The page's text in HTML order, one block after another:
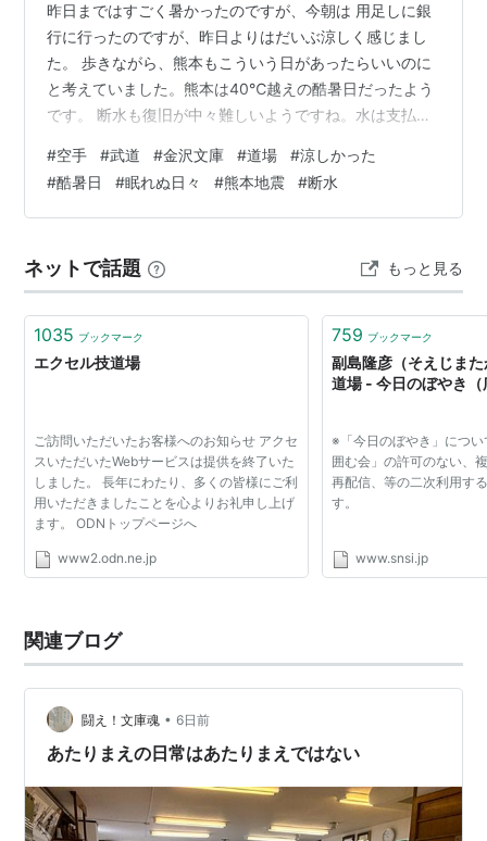
昨日まではすごく暑かったのですが、今朝は 用足しに銀
行に行ったのですが、昨日よりはだいぶ涼しく感じまし
た。 歩きながら、熊本もこういう日があったらいいのに
と考えていました。熊本は40℃越えの酷暑日だったよう
です。 断水も復旧が中々難しいようですね。水は支払い
当に歯がゆい気持ちでいっぱいです。先の見えない
日々､､､､去年の私達も違う意味で同じような眠れぬ夜を
幾度も経験しましたので。 私達も稽古に来た段階で給水
んでもらっています。体調の変化に気づけるよう最新の
注意をしながら、でも一生懸命に稽古をして…
#空手 #武道 #金沢文庫 #道場 #涼しかった
#酷暑日 #眠れぬ日々 #熊本地震 #断水
ネットで話題 もっと見る
1035 ブックマーク
エクセル技道場
ご訪問いただいたお客様へのお知らせ アクセ
スいただいたWebサービスは提供を終了いた
しました。 長年にわたり、多くの皆様にご利
用いただきましたことを心よりお礼申し上げ
ます。 ODNトップページへ
www2.odn.ne.jp
759 ブックマーク
副島隆彦（そえじま
道場 - 今日のぼやき（
※「今日のぼやき」につ
囲む会」の許可のない、
再配信、等の二次利用す
す。
www.snsi.jp
関連ブログ
闘え！文庫魂 • 6日前
あたりまえの日常はあたりまえではない